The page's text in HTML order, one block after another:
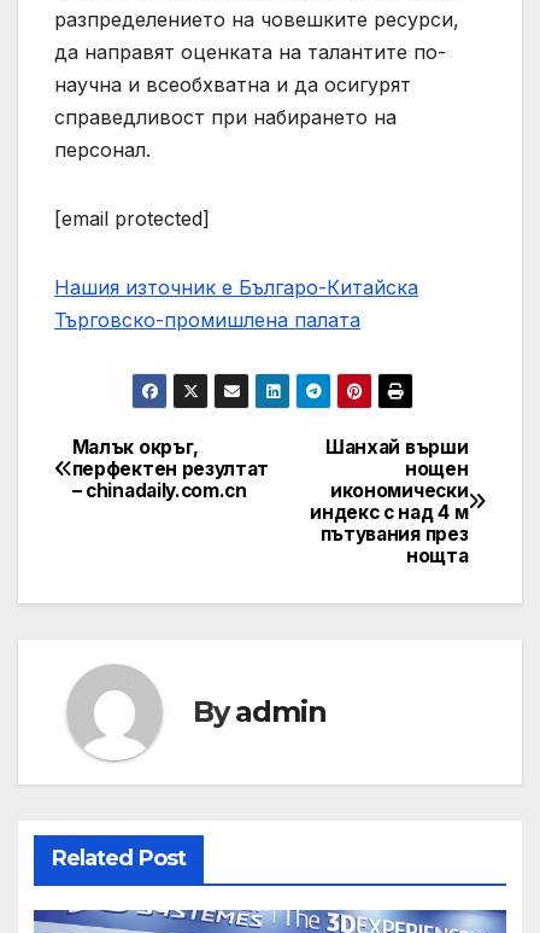
разпределението на човешките ресурси,
да направят оценката на талантите по-
научна и всеобхватна и да осигурят
справедливост при набирането на
персонал.
[email protected]
Нашия източник е Българо-Китайска
Търговско-промишлена палaта
Post
navigation
Шанхай върши
нощен
икономически
индекс с над 4 м
пътувания през
нощта
Малък окръг,
перфектен резултат
– chinadaily.com.cn
Byadmin
Related Post